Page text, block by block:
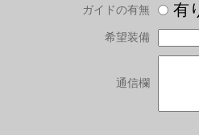
ガイドの有無
希望装備
通信欄